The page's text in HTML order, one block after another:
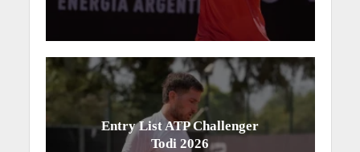
Entry List ATP Challenger
Todi 2026